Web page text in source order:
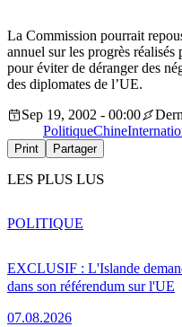
La Commission pourrait
annuel sur les progrès
pour éviter de déranger des
des diplomates de l’UE.
Sep 19, 2002 - 00:00
PolitiqueChine
Print Partager
LES PLUS LUS
EXCLUSIF : L'Islande
dans son référendum sur l'UE
07.08.2026
POLITIQUE